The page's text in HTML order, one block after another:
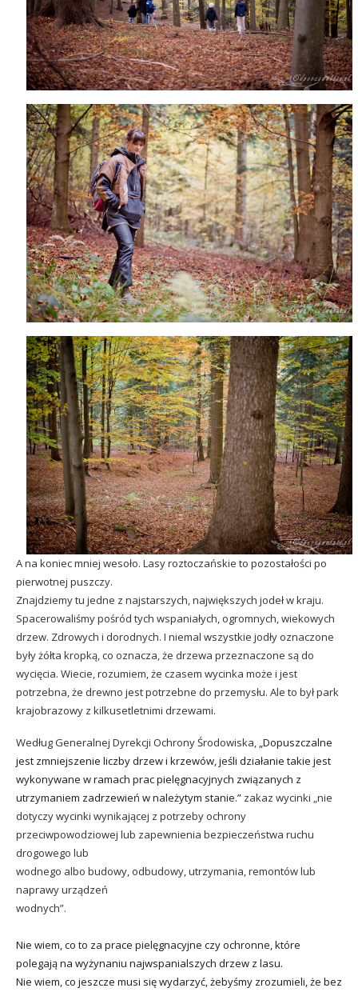
A na koniec mniej wesoło. Lasy roztoczańskie to pozostałości po
pierwotnej puszczy.
Znajdziemy tu jedne z najstarszych, największych jodeł w kraju.
Spacerowaliśmy pośród tych wspaniałych, ogromnych, wiekowych
drzew. Zdrowych i dorodnych. I niemal wszystkie jodły oznaczone
były żółta kropką, co oznacza, że drzewa przeznaczone są do
wycięcia. Wiecie, rozumiem, że czasem wycinka może i jest
potrzebna, że drewno jest potrzebne do przemysłu. Ale to był park
krajobrazowy z kilkusetletnimi drzewami.
Według Generalnej Dyrekcji Ochrony Środowiska, „Dopuszczalne
jest zmniejszenie liczby drzew i krzewów, jeśli działanie takie jest
wykonywane w ramach prac pielęgnacyjnych związanych z
utrzymaniem zadrzewień w należytym stanie.” zakaz wycinki „nie
dotyczy wycinki wynikającej z potrzeby ochrony
przeciwpowodziowej lub zapewnienia bezpieczeństwa ruchu
drogowego lub
wodnego albo budowy, odbudowy, utrzymania, remontów lub
naprawy urządzeń
wodnych”.
Nie wiem, co to za prace pielęgnacyjne czy ochronne, które
polegają na wyżynaniu najwspanialszych drzew z lasu.
Nie wiem, co jeszcze musi się wydarzyć, żebyśmy zrozumieli, że bez